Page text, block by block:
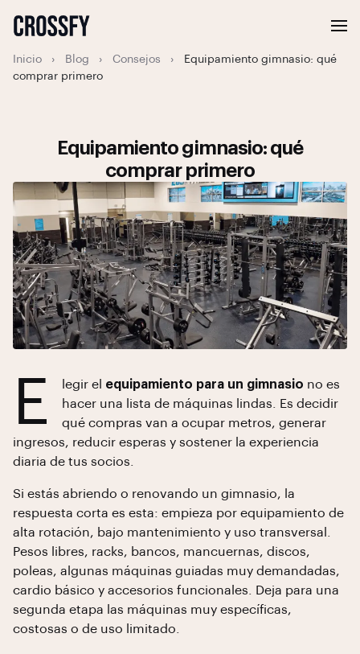
Inicio › Blog › Consejos ›
Equipamiento gimnasio: qué
comprar primero
Equipamiento gimnasio: qué
comprar primero
E legir el equipamiento para un gimnasio no es
hacer una lista de máquinas lindas. Es decidir
qué compras van a ocupar metros, generar
ingresos, reducir esperas y sostener la experiencia
diaria de tus socios.
Si estás abriendo o renovando un gimnasio, la
respuesta corta es esta: empieza por equipamiento de
alta rotación, bajo mantenimiento y uso transversal.
Pesos libres, racks, bancos, mancuernas, discos,
poleas, algunas máquinas guiadas muy demandadas,
cardio básico y accesorios funcionales. Deja para una
segunda etapa las máquinas muy específicas,
costosas o de uso limitado.